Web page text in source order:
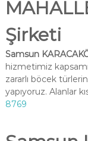
Şirketi
Samsun
hizmetimiz
zararlı böcek
yapıyoruz. Alanlar
8769